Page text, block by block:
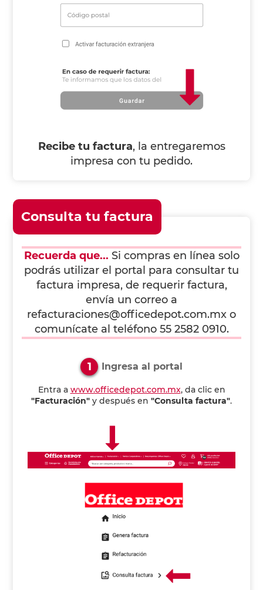
Recibe tu factura, la entregaremos
impresa con tu pedido.
Consulta tu factura
Recuerda que... Si compras en línea solo
podrás utilizar el portal para consultar tu
factura impresa, de requerir factura,
envía un correo a
refacturaciones@officedepot.com.mx o
comunícate al teléfono 55 2582 0910.
1 Ingresa al portal
Entra a www.officedepot.com.mx , da clic en
"Facturación" y después en "Consulta factura".